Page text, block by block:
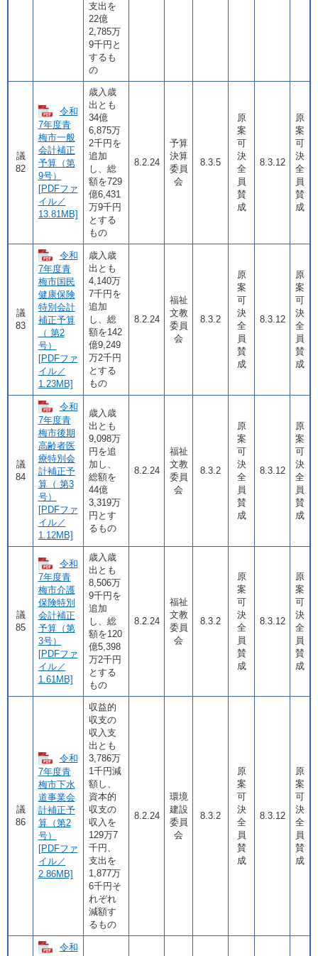
支出を
22億
2,785万
9千円と
するも
の
議
82
令和
7年度青
梅市一般
会計補正
予算（第
9号）
[PDFファ
イル／
13.81MB]
歳入歳
出とも
34億
6,875万
2千円を
追加
し、総
額を729
億6,431
万9千円
とする
もの
8.2.24
予算
決算
委員
会
8.3.5
原
案
可
決
全
員
賛
成
8.3.12
原
案
可
決
全
員
賛
成
議
83
令和
7年度青
梅市国民
健康保険
特別会計
補正予算
（ 第2
号）
[PDFファ
イル／
1.23MB]
歳入歳
出とも
4,140万
7千円を
追加
し、総
額を142
億9,249
万2千円
とする
もの
8.2.24
福祉
文教
委員
会
8.3.2
原
案
可
決
全
員
賛
成
8.3.12
原
案
可
決
全
員
賛
成
議
84
令和
7年度青
梅市後期
高齢者医
療特別会
計補正予
算（ 第3
号）
[PDFファ
イル／
1.12MB]
歳入歳
出とも
9,098万
円を追
加し、
総額を
44億
3,319万
円とす
るもの
8.2.24
福祉
文教
委員
会
8.3.2
原
案
可
決
全
員
賛
成
8.3.12
原
案
可
決
全
員
賛
成
議
85
令和
7年度青
梅市介護
保険特別
会計補正
予算（第
3号）
[PDFファ
イル／
1.61MB]
歳入歳
出とも
8,506万
9千円を
追加
し、総
額を120
億5,398
万2千円
とする
もの
8.2.24
福祉
文教
委員
会
8.3.2
原
案
可
決
全
員
賛
成
8.3.12
原
案
可
決
全
員
賛
成
議
86
令和
7年度青
梅市下水
道事業会
計補正予
算（第2
号）
[PDFファ
イル／
2.86MB]
収益的
収支の
収入支
出とも
3,786万
1千円減
額し、
資本的
収支の
収入を
129万7
千円、
支出を
1,877万
6千円そ
れぞれ
減額す
るもの
8.2.24
環境
建設
委員
会
8.3.2
原
案
可
決
全
員
賛
成
8.3.12
原
案
可
決
全
員
賛
成
令和